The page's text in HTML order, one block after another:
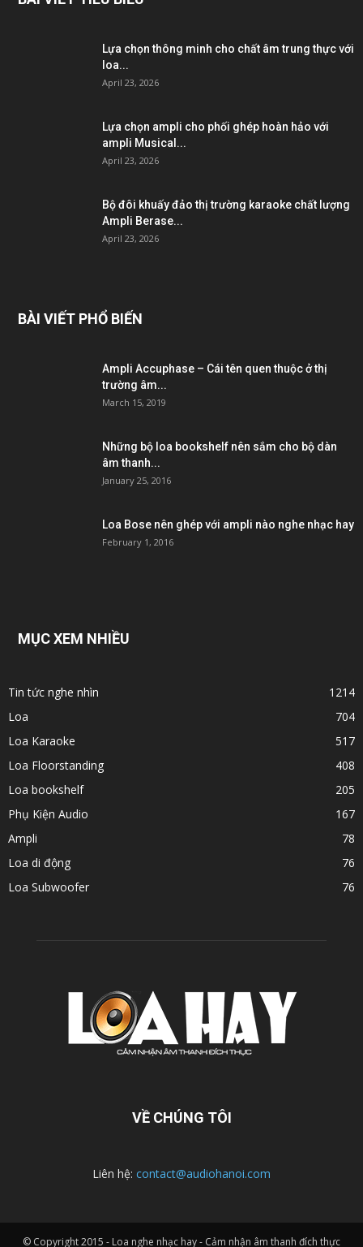
Lựa chọn thông minh cho chất âm trung thực với
loa...
April 23, 2026
Lựa chọn ampli cho phối ghép hoàn hảo với
ampli Musical...
April 23, 2026
Bộ đôi khuấy đảo thị trường karaoke chất lượng
Ampli Berase...
April 23, 2026
BÀI VIẾT PHỔ BIẾN
Ampli Accuphase – Cái tên quen thuộc ở thị
trường âm...
March 15, 2019
Những bộ loa bookshelf nên sắm cho bộ dàn
âm thanh...
January 25, 2016
Loa Bose nên ghép với ampli nào nghe nhạc hay
February 1, 2016
MỤC XEM NHIỀU
Tin tức nghe nhìn
1214
Loa
704
Loa Karaoke
517
Loa Floorstanding
408
Loa bookshelf
205
Phụ Kiện Audio
167
Ampli
78
Loa di động
76
Loa Subwoofer
76
VỀ CHÚNG TÔI
Liên hệ: contact@audiohanoi.com
© Copyright 2015 - Loa nghe nhạc hay - Cảm nhận âm thanh đích thực